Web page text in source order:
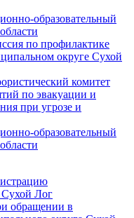
образовательный
по профилактике
округе Сухой
комитет
по эвакуации и
при угрозе и
образовательный
Сухой Лог
обращении в